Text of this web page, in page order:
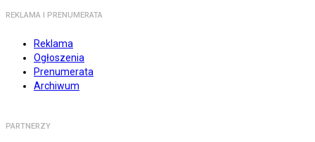
REKLAMA I PRENUMERATA
Reklama
Ogłoszenia
Prenumerata
Archiwum
PARTNERZY